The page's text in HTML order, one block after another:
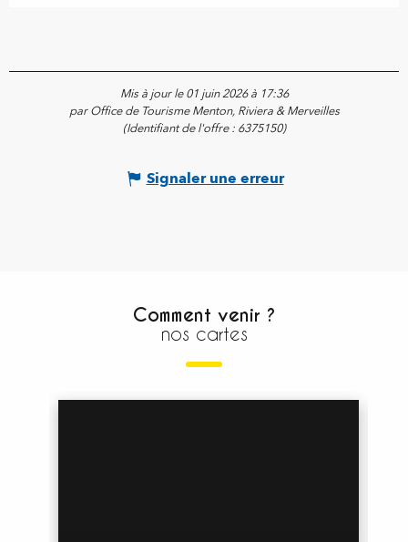
Mis à jour le 01 juin 2026 à 17:36
par Office de Tourisme Menton, Riviera & Merveilles
(Identifiant de l'offre : 6375150)
Signaler une erreur
Comment venir ?
nos cartes